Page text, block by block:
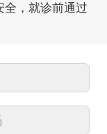
全，就诊前通过